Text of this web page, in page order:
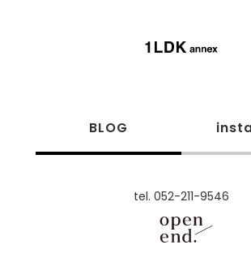
BLOG
tel. 052-211-9546